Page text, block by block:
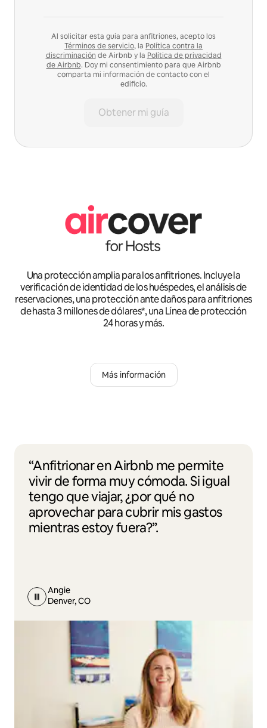
Al solicitar esta guía para anfitriones, acepto los
Términos de servicio, la Política contra la
discriminación de Airbnb y la Política de privacidad
de Airbnb. Doy mi consentimiento para que Airbnb
comparta mi información de contacto con el
edificio.
Obtener mi guía
Una protección amplia para los anfitriones. Incluye la
verificación de identidad de los huéspedes, el análisis de
reservaciones, una protección ante daños para anfitriones
de hasta 3 millones de dólares*, una Línea de protección
24 horas y más.
Más información
“Anfitrionar en Airbnb me permite
vivir de forma muy cómoda. Si igual
tengo que viajar, ¿por qué no
aprovechar para cubrir mis gastos
mientras estoy fuera?”.
Angie
Denver, CO